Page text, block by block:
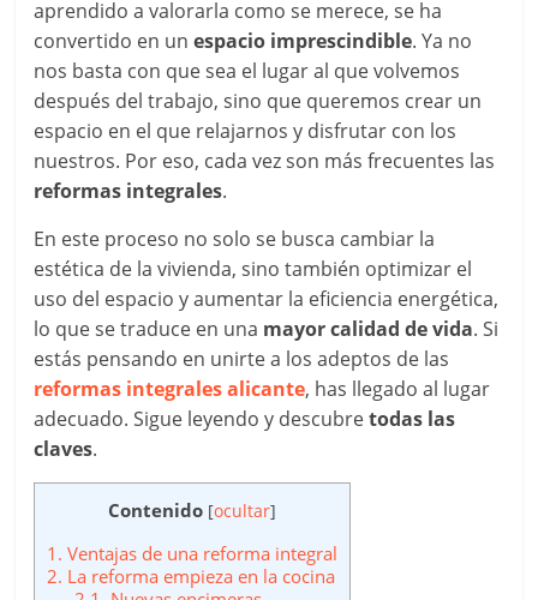
aprendido a valorarla como se merece, se ha
convertido en unespacio imprescindible. Ya no
nos basta con que sea el lugar al que volvemos
después del trabajo, sino que queremos crear un
espacio en el que relajarnos y disfrutar con los
nuestros. Por eso, cada vez son más frecuentes las
reformas integrales.
En este proceso no solo se busca cambiar la
estética de la vivienda, sino también optimizar el
uso del espacio y aumentar la eficiencia energética,
lo que se traduce en una mayor calidad de vida. Si
estás pensando en unirte a los adeptos de las
reformas integrales alicante, has llegado al lugar
adecuado. Sigue leyendo y descubretodas las
claves.
Contenido [ocultar]
1. Ventajas de una reforma integral
2. La reforma empieza en la cocina